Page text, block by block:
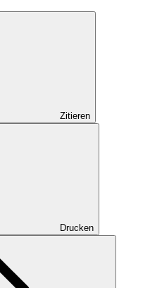
Zitieren
Drucken